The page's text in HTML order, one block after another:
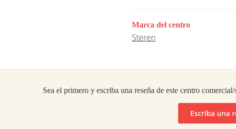
Marca del centro
Steren
Sea el primero y escriba una reseña de este centro
Escriba una